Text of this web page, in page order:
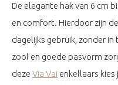
De elegante hak van 6 cm
en comfort. Hierdoor zijn
dagelijks gebruik, zonder
zool en goede pasvorm
deze Via Vai enkellaars